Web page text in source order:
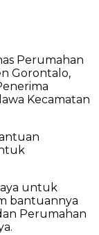
Perumahan
Gorontalo,
Kecamatan
untuk
bantuannya
Perumahan